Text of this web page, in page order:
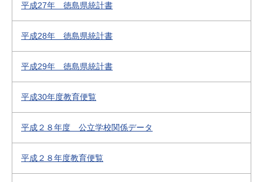
平成27年 徳島県統計書
平成28年 徳島県統計書
平成29年 徳島県統計書
平成30年度教育便覧
平成２８年度 公立学校関係データ
平成２８年度教育便覧